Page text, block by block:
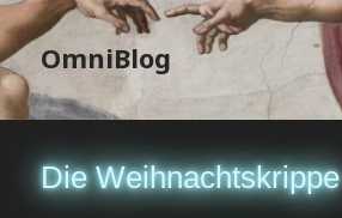
OmniBlog
Die Weihnachtskrippe